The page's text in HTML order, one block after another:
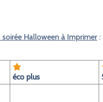
Halloween à Imprimer :
éco plus